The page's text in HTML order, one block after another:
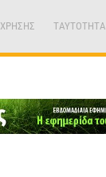
TAYTOTHTA